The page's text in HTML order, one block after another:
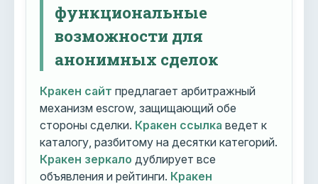
функциональные
возможности для
анонимных сделок
Кракен сайт предлагает арбитражный
механизм escrow, защищающий обе
стороны сделки. Кракен ссылка ведет к
каталогу, разбитому на десятки категорий.
Кракен зеркало дублирует все
объявления и рейтинги. Кракен